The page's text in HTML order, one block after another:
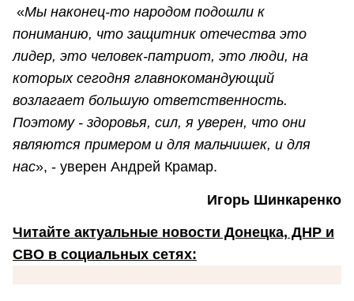
«Мы наконец-то народом подошли к
пониманию, что защитник отечества это
лидер, это человек-патриот, это люди, на
которых сегодня главнокомандующий
возлагает большую ответственность.
Поэтому - здоровья, сил, я уверен, что они
являются примером и для мальчишек, и для
нас», - уверен Андрей Крамар.
Игорь Шинкаренко
Читайте актуальные новости Донецка, ДНР и
СВО в социальных сетях: